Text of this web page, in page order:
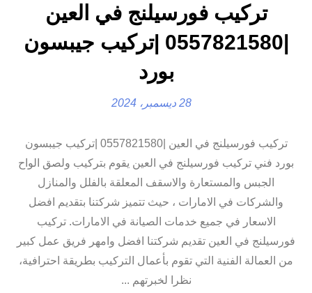
تركيب فورسيلنج في العين
|0557821580 |تركيب جيبسون
بورد
28 ديسمبر، 2024
تركيب فورسيلنج في العين |0557821580 |تركيب جيبسون
بورد فني تركيب فورسيلنج في العين يقوم بتركيب ولصق الواح
الجبس والمستعارة والاسقف المعلقة بالفلل والمنازل
والشركات في الامارات ، حيث تتميز شركتنا بتقديم افضل
الاسعار في جميع خدمات الصيانة في الامارات. تركيب
فورسيلنج في العين تقديم شركتنا افضل وامهر فريق عمل كبير
من العمالة الفنية التي تقوم بأعمال التركيب بطريقة احترافية،
نظرا لخبرتهم ...